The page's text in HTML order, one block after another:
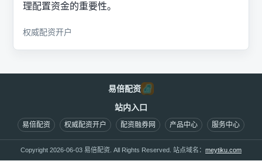
理配置资金的重要性。
权威配资开户
易倍配资
站内入口
易倍配资 权威配资开户 配资融券网 产品中心 服务中心
Copyright 2026-06-03 易倍配资. All Rights Reserved. 站点域名： meytiku.com